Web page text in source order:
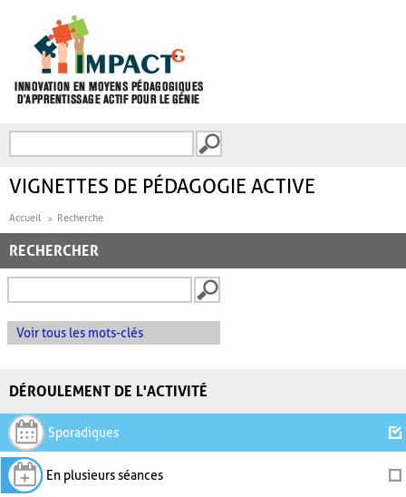
FORMULAIRE DE
VIGNETTES DE PÉDAGOGIE ACTIVE
Accueil Recherche
RECHERCHER
Voir tous les mots-clés
DÉROULEMENT DE L'ACTIVITÉ
Sporadiques
En plusieurs séances